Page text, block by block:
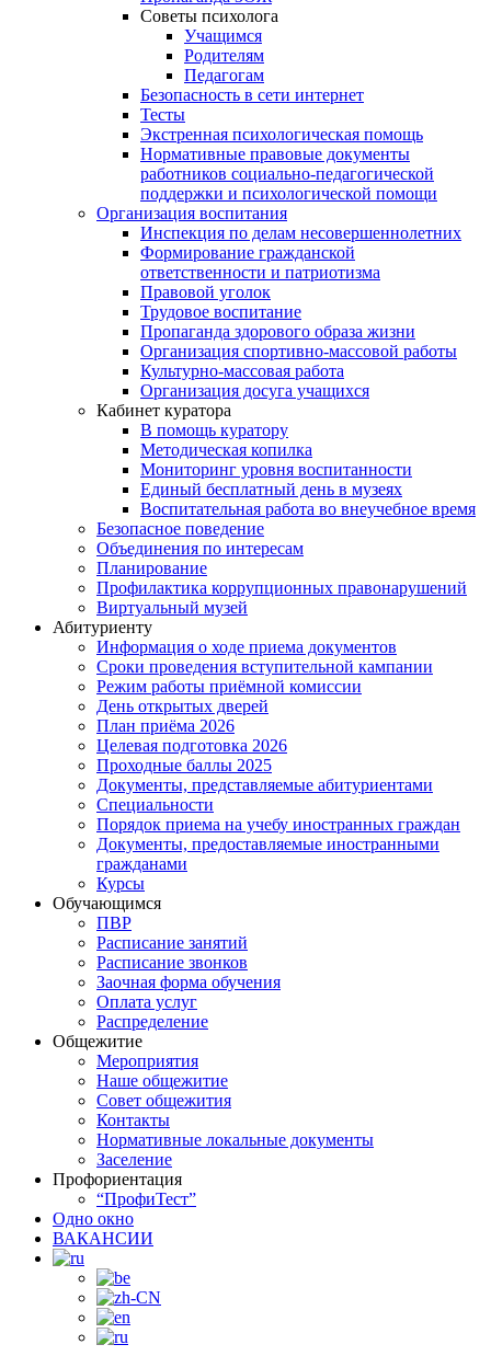
Советы психолога
Учащимся
Родителям
Педагогам
Безопасность в сети интернет
Тесты
Экстренная психологическая помощь
Нормативные правовые документы
работников социально-педагогической
поддержки и психологической помощи
Организация воспитания
Инспекция по делам несовершеннолетних
Формирование гражданской
ответственности и патриотизма
Правовой уголок
Трудовое воспитание
Пропаганда здорового образа жизни
Организация спортивно-массовой работы
Культурно-массовая работа
Организация досуга учащихся
Кабинет куратора
В помощь куратору
Методическая копилка
Мониторинг уровня воспитанности
Единый бесплатный день в музеях
Воспитательная работа во внеучебное время
Безопасное поведение
Объединения по интересам
Планирование
Профилактика коррупционных правонарушений
Виртуальный музей
Абитуриенту
Информация о ходе приема документов
Сроки проведения вступительной кампании
Режим работы приёмной комиссии
День открытых дверей
План приёма 2026
Целевая подготовка 2026
Проходные баллы 2025
Документы, представляемые абитуриентами
Специальности
Порядок приема на учебу иностранных граждан
Документы, предоставляемые иностранными
гражданами
Курсы
Обучающимся
ПВР
Расписание занятий
Расписание звонков
Заочная форма обучения
Оплата услуг
Распределение
Общежитие
Мероприятия
Наше общежитие
Совет общежития
Контакты
Нормативные локальные документы
Заселение
Профориентация
“ПрофиТест”
Одно окно
ВАКАНСИИ